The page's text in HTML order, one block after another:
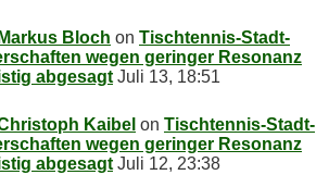
Markus Bloch on Tisch­ten­nis-Stadt­
we­gen ge­rin­ger Re­so­nanz
abgesagt Juli 13, 18:51
Kaibel on Tisch­ten­nis-Stadt­
we­gen ge­rin­ger Re­so­nanz
abgesagt Juli 12, 23:38